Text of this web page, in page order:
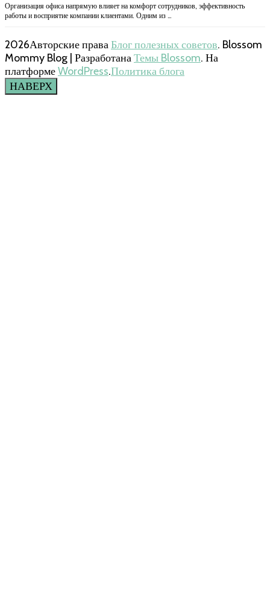
Организация офиса напрямую влияет на комфорт сотрудников, эффективность
работы и восприятие компании клиентами. Одним из …
2026Авторские праваБлог полезных советов. Blossom
Mommy Blog | РазработанаТемы Blossom. На
платформеWordPress.Политика блога
НАВЕРХ